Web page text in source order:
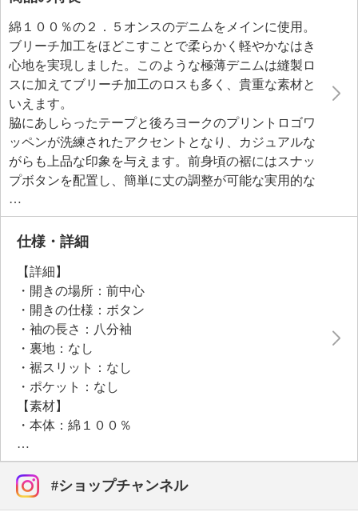
綿１００％の２．５オンスのデニムをメインに使用。
ブリーチ加工をほどこすことで柔らかく軽やかなはき
心地を実現しました。このような極薄デニムは縫製ロ
スに加えてブリーチ加工のロスも多く、貴重な素材と
いえます。
脇にあしらったテープと後ろヨークのプリントロゴワ
ッペンが洗練されたアクセントとなり、カジュアルな
がらも上品な印象を与えます。前身頃の裾にはスナッ
プボタンを配置し、簡単に丈の調整が可能な実用的な
仕様となっています。
●普段と同じサイズをおすすめ
仕様・詳細
【詳細】
・開きの場所：前中心
・開きの仕様：ボタン
・袖の長さ：八分袖
・裏地：なし
・裾スリット：なし
・ポケット：なし
【素材】
・本体：綿１００％
・テープ部分：ポリエステル１００％
【メンテナンス（絵表示ラベル）】
・洗濯機：可
・漂白処理：塩素系・酸素系漂白不可
#ショップチャンネル